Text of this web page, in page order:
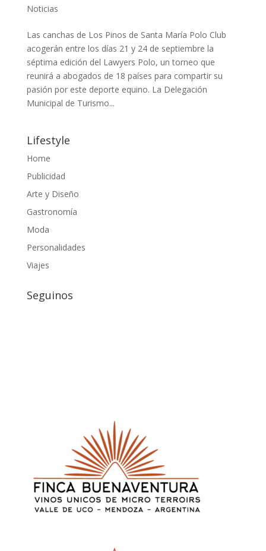
Noticias
Las canchas de Los Pinos de Santa María Polo Club
acogerán entre los días 21 y 24 de septiembre la
séptima edición del Lawyers Polo, un torneo que
reunirá a abogados de 18 países para compartir su
pasión por este deporte equino. La Delegación
Municipal de Turismo...
Lifestyle
Home
Publicidad
Arte y Diseño
Gastronomía
Moda
Personalidades
Viajes
Seguinos